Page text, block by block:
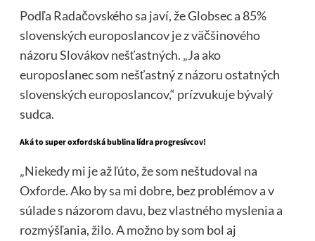
Podľa Radačovského sa javí, že Globsec a 85%
slovenských europoslancov je z väčšinového
názoru Slovákov nešťastných. „Ja ako
europoslanec som nešťastný z názoru ostatných
slovenských europoslancov,“ prízvukuje bývalý
sudca.
Aká to super oxfordská bublina lídra progresívcov!
„Niekedy mi je až ľúto, že som neštudoval na
Oxforde. Ako by sa mi dobre, bez problémov a v
súlade s názorom davu, bez vlastného myslenia a
rozmýšľania, žilo. A možno by som bol aj